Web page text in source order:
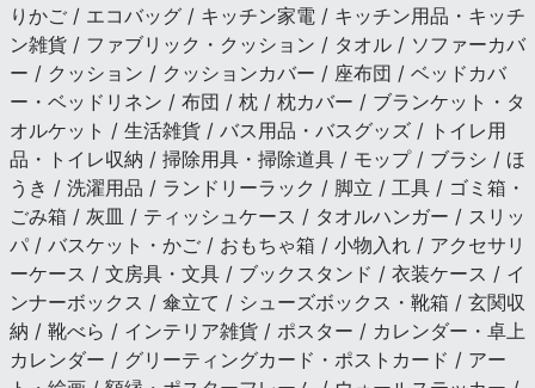
りかご / エコバッグ / キッチン家電 / キッチン用品・キッチ
ン雑貨 / ファブリック・クッション / タオル / ソファーカバ
ー / クッション / クッションカバー / 座布団 / ベッドカバ
ー・ベッドリネン / 布団 / 枕 / 枕カバー / ブランケット・タ
オルケット / 生活雑貨 / バス用品・バスグッズ / トイレ用
品・トイレ収納 / 掃除用具・掃除道具 / モップ / ブラシ / ほ
うき / 洗濯用品 / ランドリーラック / 脚立 / 工具 / ゴミ箱・
ごみ箱 / 灰皿 / ティッシュケース / タオルハンガー / スリッ
パ / バスケット・かご / おもちゃ箱 / 小物入れ / アクセサリ
ーケース / 文房具・文具 / ブックスタンド / 衣装ケース / イ
ンナーボックス / 傘立て / シューズボックス・靴箱 / 玄関収
納 / 靴べら / インテリア雑貨 / ポスター / カレンダー・卓上
カレンダー / グリーティングカード・ポストカード / アー